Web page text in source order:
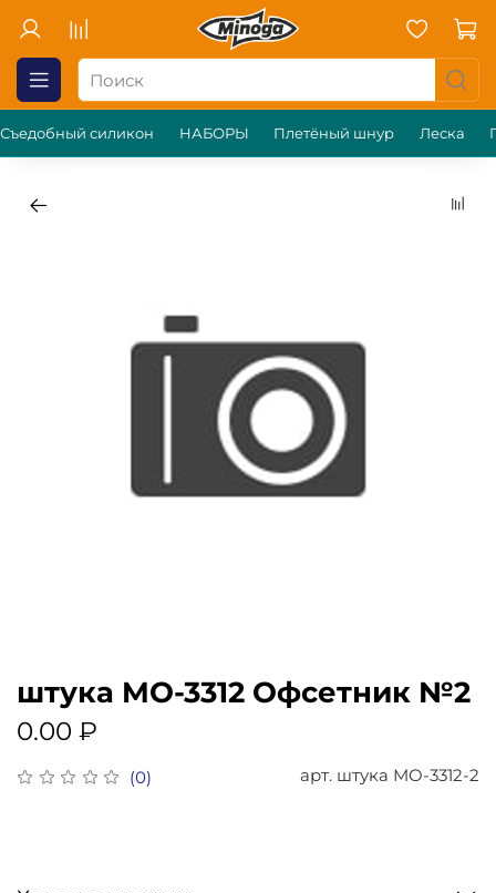
Съедобный силикон НАБОРЫ Плетёный шнур Леска
(0) арт. штука MO-3312-2
штука MO-3312 Офсетник №2
0.00 ₽